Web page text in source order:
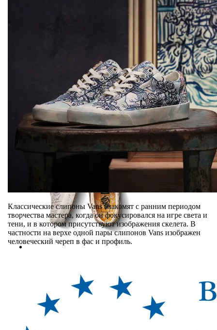
Классические слипоны Vans знакомят с ранним периодом
творчества мастера, когда он фокусировался на игре света и
тени, и в котором присутствуют изображения скелета. В
частности на верхе одной пары слипонов Vans изображен
человеческий череп в фас и профиль.